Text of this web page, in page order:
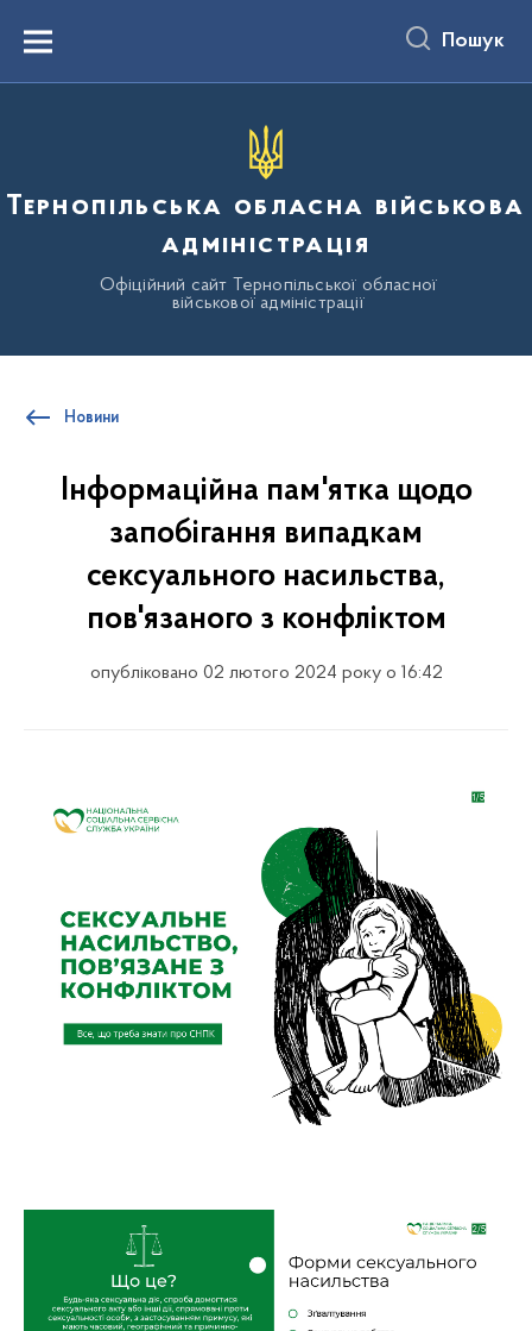
вмістуMenu Пошук
Тернопільська обласна військова
адміністрація
Офіційний сайт Тернопільської обласної
військової адміністрації
Новини
Інформаційна пам'ятка щодо
запобігання випадкам
сексуального насильства,
пов'язаного з конфліктом
опубліковано 02 лютого 2024 року о 16:42